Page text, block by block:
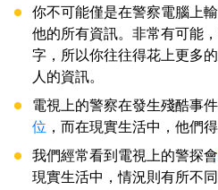
你不可能僅是在警察電腦上
他的所有資訊。非常有可能
字，所以你往往得花上更多
人的資訊。
電視上的警察在發生殘酷事
位 ，而在現實生活中，他們
我們經常看到電視上的警探會
現實生活中，情況則有所不